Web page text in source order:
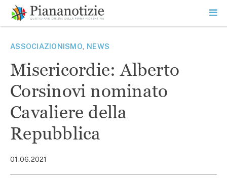
contenuto
SEARCH
ASSOCIAZIONISMO NEWS
Misericordie: Alberto
Corsinovi nominato
Cavaliere della
Repubblica
01.06.2021